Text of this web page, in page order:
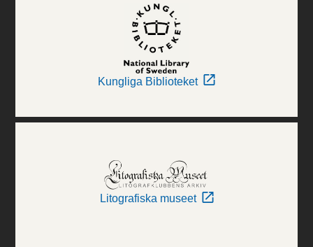
Kungliga Biblioteket
Litografiska museet